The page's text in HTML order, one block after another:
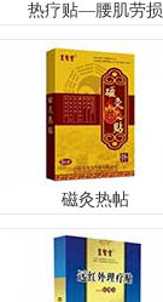
热疗贴—腰肌劳损
磁灸热帖